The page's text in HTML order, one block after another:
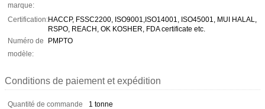
marque:
Certification:HACCP, FSSC2200, ISO9001,ISO14001, ISO45001, MUI HALAL,
RSPO, REACH, OK KOSHER, FDA certificate etc.
Numéro de
modèle:
PMPTO
Conditions de paiement et expédition
Quantité de commande
1 tonne